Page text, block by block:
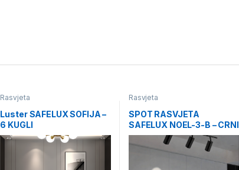
Rasvjeta
Luster SAFELUX SOFIJA –
6 KUGLI
Rasvjeta
SPOT RASVJETA
SAFELUX NOEL-3-B – CRNI